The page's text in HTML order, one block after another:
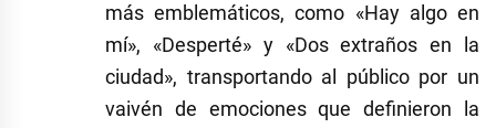
más emblemáticos, como «Hay algo en
mí», «Desperté» y «Dos extraños en la
ciudad», transportando al público por un
vaivén de emociones que definieron la